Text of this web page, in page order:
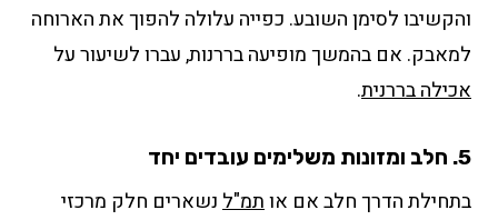
והקשיבו לסימן השובע. כפייה עלולה להפוך את הארוחה
למאבק. אם בהמשך מופיעה בררנות, עברו לשיעור על
אכילה בררנית.
5. חלב ומזונות משלימים עובדים יחד
בתחילת הדרך חלב אם אותמ"לנשארים חלק מרכזי